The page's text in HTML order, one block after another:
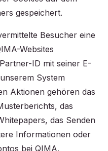
gespeichert.
Besucher eine
Websites
ID mit seiner E-
System
Aktionen gehören das
das
das Senden
Informationen oder
bei QIMA.